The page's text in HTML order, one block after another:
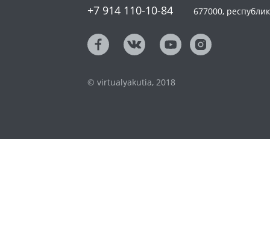
+7 914 110-10-84 677000,
© virtualyakutia, 2018